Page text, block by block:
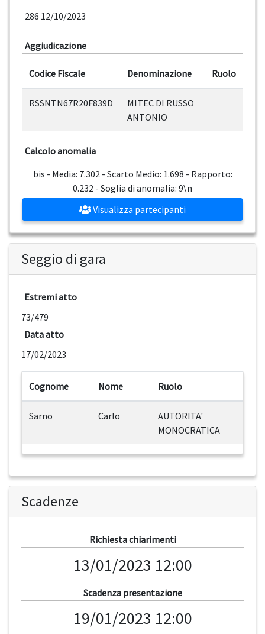
286 12/10/2023
Aggiudicazione
Codice Fiscale Denominazione Ruolo
RSSNTN67R20F839D
MITEC DI RUSSO
ANTONIO
Calcolo anomalia
bis - Media: 7.302 - Scarto Medio: 1.698 - Rapporto:
0.232 - Soglia di anomalia: 9\n
Visualizza partecipanti
Seggio di gara
Estremi atto
73/479
Data atto
17/02/2023
Cognome Nome Ruolo
Sarno Carlo
AUTORITA'
MONOCRATICA
Scadenze
Richiesta chiarimenti
13/01/2023 12:00
Scadenza presentazione
19/01/2023 12:00